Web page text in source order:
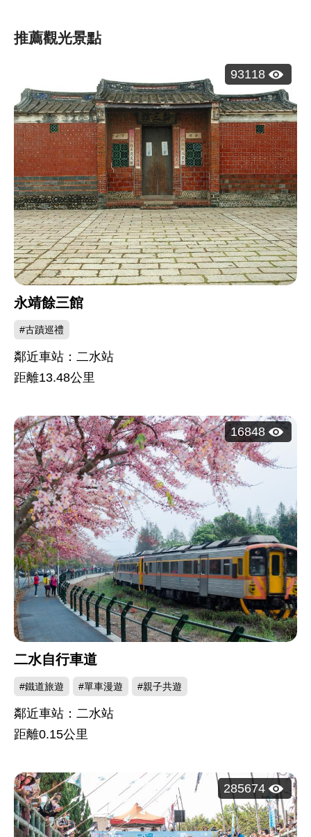
推薦觀光景點
永靖餘三館
#古蹟巡禮
鄰近車站：二水站
距離13.48公里
瀏
覽
人
次：
93118
二水自行車道
#鐵道旅遊 #單車漫遊 #親子共遊
鄰近車站：二水站
距離0.15公里
瀏
覽
人
次：
16848
瀏
覽
人
285674